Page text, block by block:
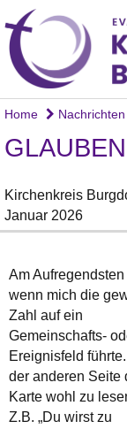
Home Nachrichten
Kirchenkreis
Januar 2026
Am Aufregendsten
wenn mich die
Zahl auf ein
Gemeinschafts-
Ereignisfeld
der anderen Seite
Karte wohl zu
Z.B. „Du wirst zu